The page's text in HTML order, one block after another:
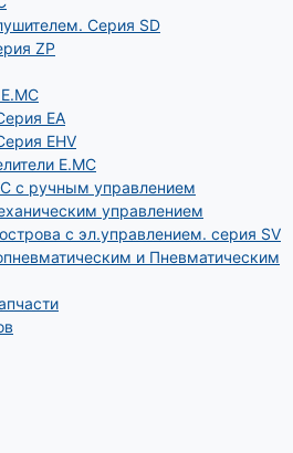
Серия SD
ZP
Е.МС
EA
EHV
E.MC
с ручным управлением
управлением
с эл.управлением. серия SV
и Пневматическим